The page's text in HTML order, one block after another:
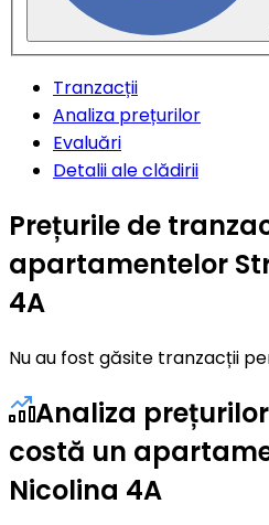
Tranzacții
Analiza prețurilor
Evaluări
Detalii ale clădirii
Prețurile de
apartamentelor
4A
Nu au fost găsite tranzacții
Analiza
costă un
Nicolina 4A